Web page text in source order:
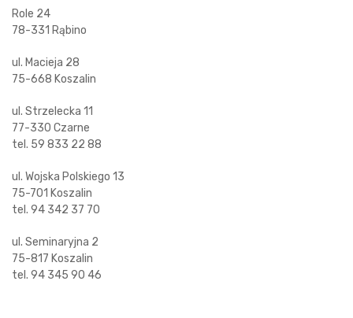
Role 24
78-331 Rąbino
ul. Macieja 28
75-668 Koszalin
ul. Strzelecka 11
77-330 Czarne
tel. 59 833 22 88
ul. Wojska Polskiego 13
75-701 Koszalin
tel. 94 342 37 70
ul. Seminaryjna 2
75-817 Koszalin
tel. 94 345 90 46